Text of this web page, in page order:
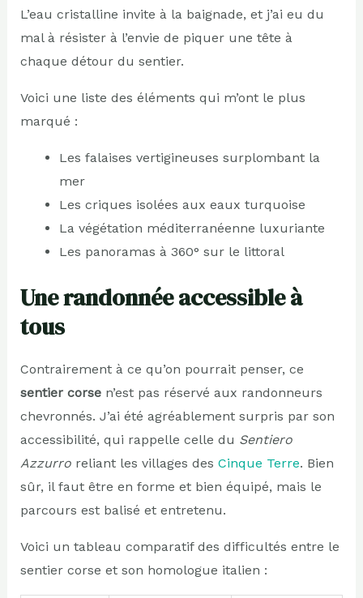
L’eau cristalline invite à la baignade, et j’ai eu du
mal à résister à l’envie de piquer une tête à
chaque détour du sentier.
Voici une liste des éléments qui m’ont le plus
marqué :
Les falaises vertigineuses surplombant la
mer
Les criques isolées aux eaux turquoise
La végétation méditerranéenne luxuriante
Les panoramas à 360° sur le littoral
Une randonnée accessible à
tous
Contrairement à ce qu’on pourrait penser, ce
sentier corsen’est pas réservé aux randonneurs
chevronnés. J’ai été agréablement surpris par son
accessibilité, qui rappelle celle du Sentiero
Azzurroreliant les villages des Cinque Terre. Bien
sûr, il faut être en forme et bien équipé, mais le
parcours est balisé et entretenu.
Voici un tableau comparatif des difficultés entre le
sentier corse et son homologue italien :